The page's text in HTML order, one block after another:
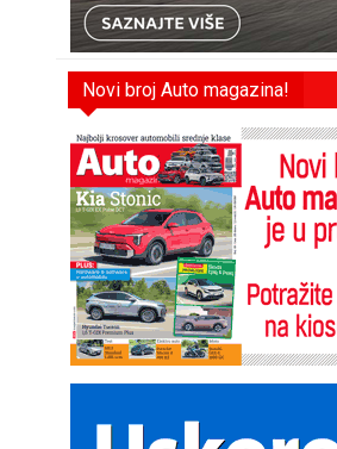
Novi broj Auto magazina!